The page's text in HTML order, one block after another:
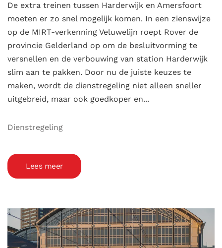
De extra treinen tussen Harderwijk en Amersfoort
moeten er zo snel mogelijk komen. In een zienswijze
op de MIRT-verkenning Veluwelijn roept Rover de
provincie Gelderland op om de besluitvorming te
versnellen en de verbouwing van station Harderwijk
slim aan te pakken. Door nu de juiste keuzes te
maken, wordt de dienstregeling niet alleen sneller
uitgebreid, maar ook goedkoper en...
Dienstregeling
Lees meer